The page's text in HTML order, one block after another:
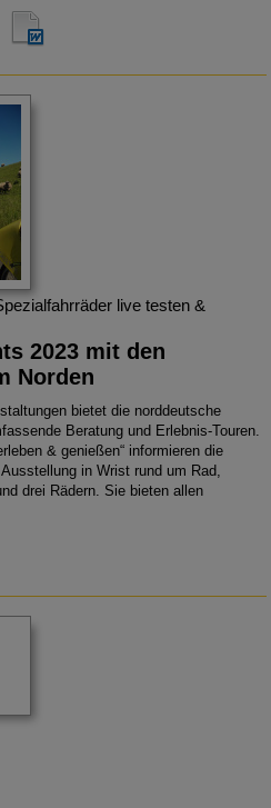
live testen &
2023 mit den
Norden
bietet die norddeutsche
Beratung und Erlebnis-Touren.
& genießen“ informieren die
in Wrist rund um Rad,
drei Rädern. Sie bieten allen